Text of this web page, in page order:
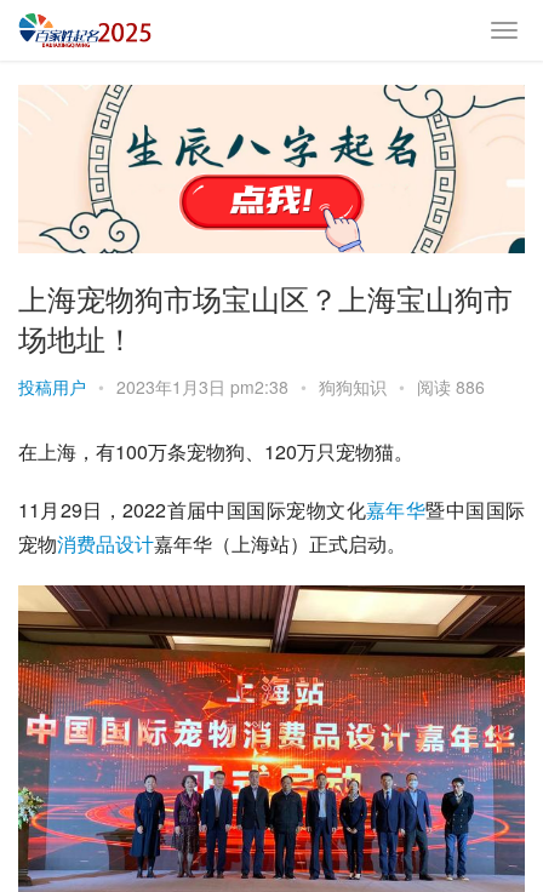
上海宠物狗市场宝山区？上海宝山狗市
场地址！
投稿用户 • 2023年1月3日 pm2:38 • 狗狗知识 • 阅读 886
在上海，有100万条宠物狗、120万只宠物猫。
11月29日，2022首届中国国际宠物文化嘉年华暨中国国际
宠物消费品设计嘉年华（上海站）正式启动。